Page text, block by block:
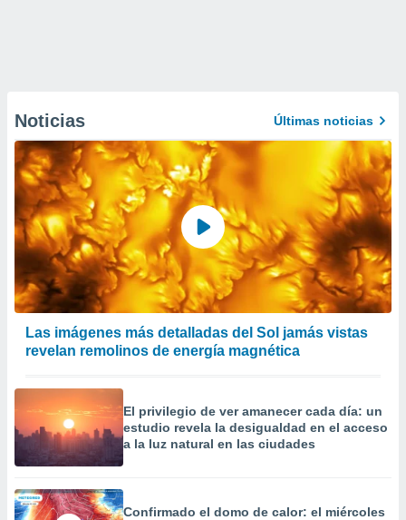
Noticias Últimas noticias
Las imágenes más detalladas del Sol jamás vistas
revelan remolinos de energía magnética
El privilegio de ver amanecer cada día: un
estudio revela la desigualdad en el acceso
a la luz natural en las ciudades
Confirmado el domo de calor: el miércoles